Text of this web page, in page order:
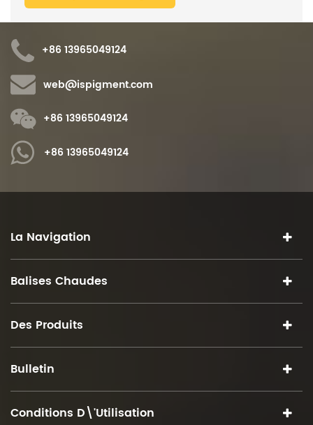
+86 13965049124
web@ispigment.com
+86 13965049124
+86 13965049124
La Navigation
Balises Chaudes
Des Produits
Bulletin
Conditions D\'utilisation